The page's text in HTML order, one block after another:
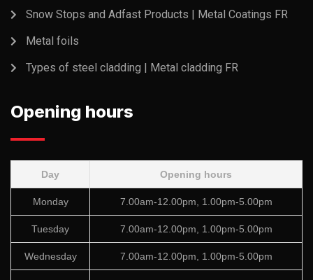
Snow Stops and Adfast Products | Metal Coatings FR
Metal foils
Types of steel cladding | Metal cladding FR
Opening hours
Day Opening hours
Monday 7.00am-12.00pm, 1.00pm-5.00pm
Tuesday 7.00am-12.00pm, 1.00pm-5.00pm
Wednesday 7.00am-12.00pm, 1.00pm-5.00pm